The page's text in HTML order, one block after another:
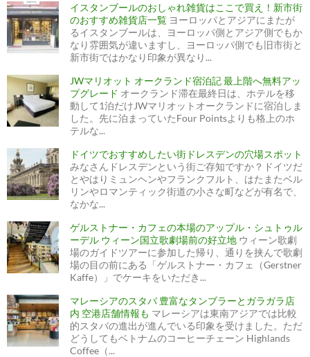
イスタンブールのおしゃれ雑貨はここで買え！新市街
のおすすめ雑貨店一覧 ヨーロッパとアジアにまたが
るイスタンブールは、ヨーロッパ側とアジア側でもか
なり雰囲気が違いますし、ヨーロッパ側でも旧市街と
新市街ではかなり印象が異なり...
JWマリオット オークランド宿泊記 最上階へ無料アッ
プグレード オークランド滞在最終日は、ホテルを移
動して1泊だけJWマリオットオークランドに宿泊しま
した。先に泊まっていたFour Pointsよりも格上のホ
テルな...
ドイツでおすすめしたい街ドレスデンの穴場スポット
みなさんドレスデンという街ご存知ですか？ドイツだ
とやはりミュンヘンやフランクフルト、はたまたベル
リンやロマンティック街道の小さな町などが有名で、
なかな...
ゲルストナー・カフェの本場のアップル・シュトゥル
ーデル ウィーン国立歌劇場前の好立地 ウィーン歌劇
場のガイドツアーに参加した帰り、通りを挟んで歌劇
場の目の前にある「ゲルストナー・カフェ（Gerstner
Kaffe）」でケーキをいただき...
マレーシアのスタバ 豊富なタンブラーとガラガラ店
内 空港店舗情報も マレーシアは東南アジアでは比較
的スタバの進出が進んでいる印象を受けました。ただ
どうしてもベトナムのコーヒーチェーン Highlands
Coffee（...